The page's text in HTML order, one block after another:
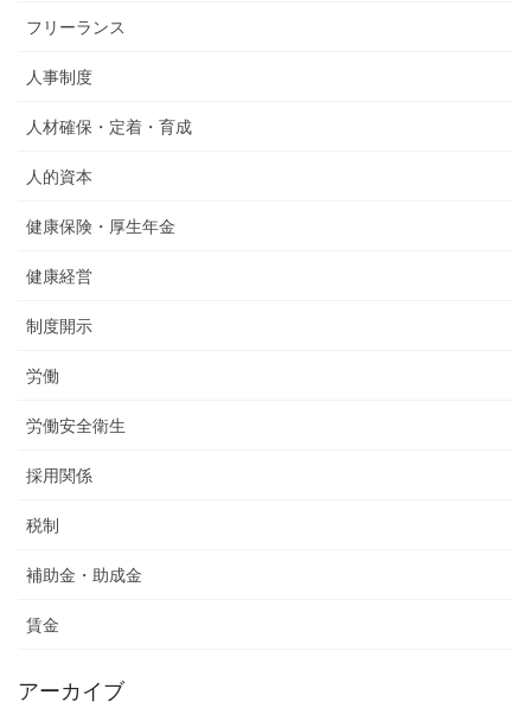
フリーランス
人事制度
人材確保・定着・育成
人的資本
健康保険・厚生年金
健康経営
制度開示
労働
労働安全衛生
採用関係
税制
補助金・助成金
賃金
アーカイブ